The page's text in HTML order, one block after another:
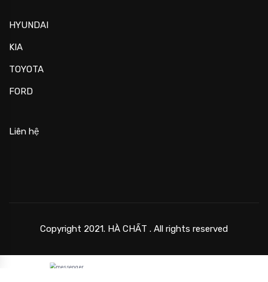
HYUNDAI
KIA
TOYOTA
FORD
Liên hệ
Copyright 2021. HÀ CHẤT . All rights reserved